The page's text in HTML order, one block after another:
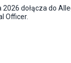
2026 dołącza do
Officer.